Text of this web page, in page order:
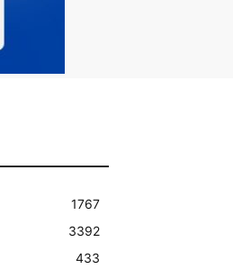
1767
3392
433